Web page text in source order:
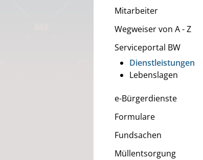
Mitarbeiter
Wegweiser von A - Z
Serviceportal BW
Dienstleistungen
Lebenslagen
e-Bürgerdienste
Formulare
Fundsachen
Müllentsorgung